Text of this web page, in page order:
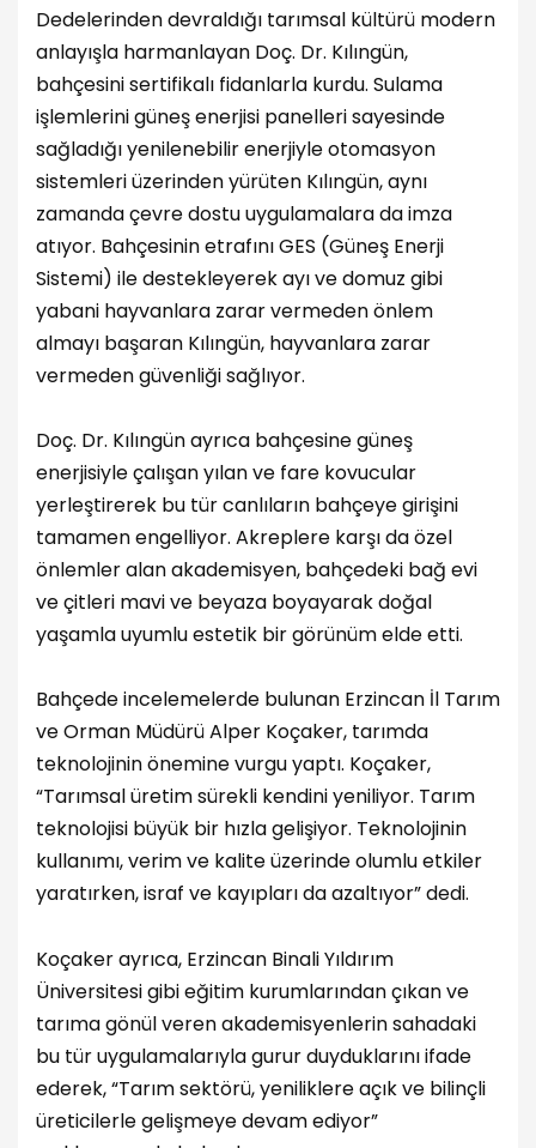
Dedelerinden devraldığı tarımsal kültürü modern
anlayışla harmanlayan Doç. Dr. Kılıngün,
bahçesini sertifikalı fidanlarla kurdu. Sulama
işlemlerini güneş enerjisi panelleri sayesinde
sağladığı yenilenebilir enerjiyle otomasyon
sistemleri üzerinden yürüten Kılıngün, aynı
zamanda çevre dostu uygulamalara da imza
atıyor. Bahçesinin etrafını GES (Güneş Enerji
Sistemi) ile destekleyerek ayı ve domuz gibi
yabani hayvanlara zarar vermeden önlem
almayı başaran Kılıngün, hayvanlara zarar
vermeden güvenliği sağlıyor.
Doç. Dr. Kılıngün ayrıca bahçesine güneş
enerjisiyle çalışan yılan ve fare kovucular
yerleştirerek bu tür canlıların bahçeye girişini
tamamen engelliyor. Akreplere karşı da özel
önlemler alan akademisyen, bahçedeki bağ evi
ve çitleri mavi ve beyaza boyayarak doğal
yaşamla uyumlu estetik bir görünüm elde etti.
Bahçede incelemelerde bulunan Erzincan İl Tarım
ve Orman Müdürü Alper Koçaker, tarımda
teknolojinin önemine vurgu yaptı. Koçaker,
“Tarımsal üretim sürekli kendini yeniliyor. Tarım
teknolojisi büyük bir hızla gelişiyor. Teknolojinin
kullanımı, verim ve kalite üzerinde olumlu etkiler
yaratırken, israf ve kayıpları da azaltıyor” dedi.
Koçaker ayrıca, Erzincan Binali Yıldırım
Üniversitesi gibi eğitim kurumlarından çıkan ve
tarıma gönül veren akademisyenlerin sahadaki
bu tür uygulamalarıyla gurur duyduklarını ifade
ederek, “Tarım sektörü, yeniliklere açık ve bilinçli
üreticilerle gelişmeye devam ediyor”